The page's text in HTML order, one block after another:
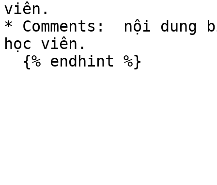
viên.
* Comments:  nội dung
học viên.